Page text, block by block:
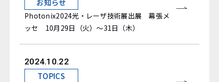
お知らせ
Photonix2024光・レーザ技術展出展 幕張メ
ッセ 10月29日（火）～31日（木）
2024.10.22
TOPICS